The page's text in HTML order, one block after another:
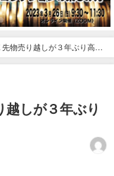
物売り越しが３年ぶり高水
しが３年ぶり